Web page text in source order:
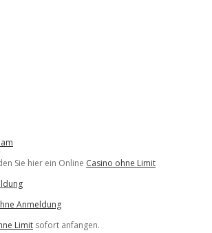
Sie hier ein Online Casino ohne Limit
Anmeldung
Limit sofort anfangen.